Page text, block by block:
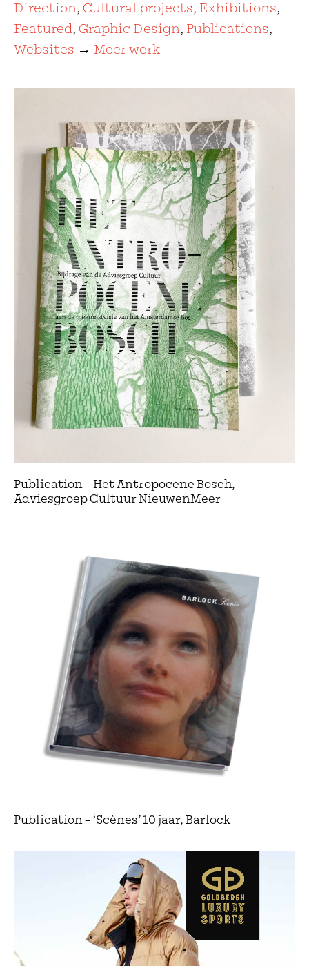
Direction, Cultural projects, Exhibitions,
Featured, Graphic Design, Publications,
Websites → Meer werk
Publication – Het Antropocene Bosch,
Adviesgroep Cultuur NieuwenMeer
Publication – ‘Scènes’ 10 jaar, Barlock